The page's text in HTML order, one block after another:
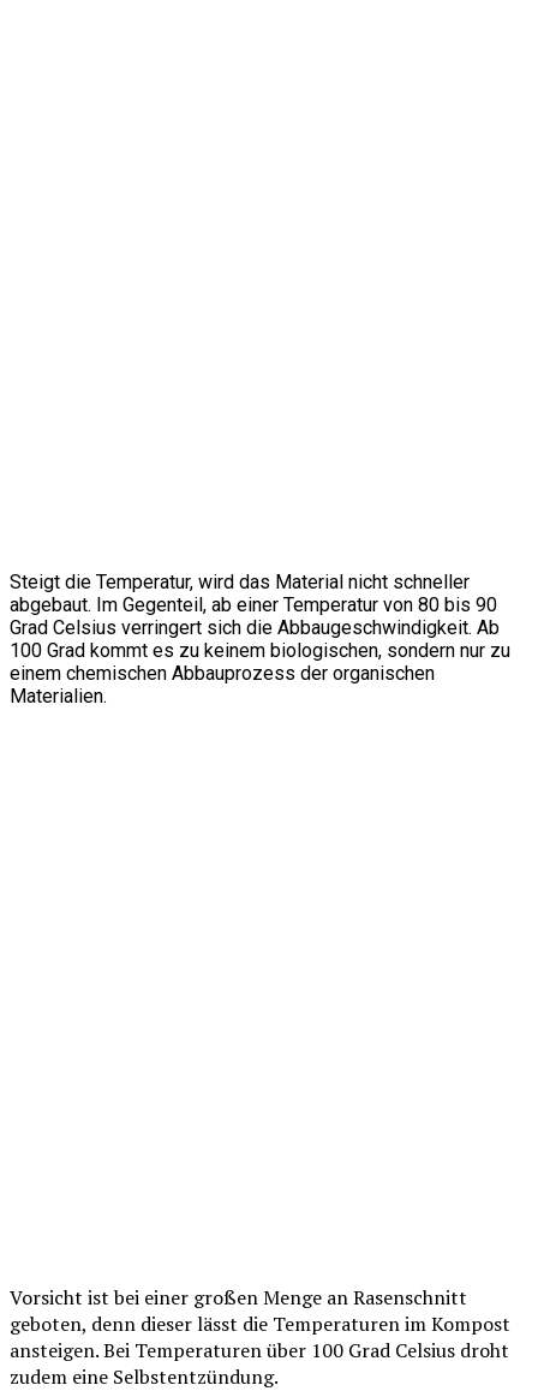
Steigt die Temperatur, wird das Material nicht schneller
abgebaut. Im Gegenteil, ab einer Temperatur von 80 bis 90
Grad Celsius verringert sich die Abbaugeschwindigkeit. Ab
100 Grad kommt es zu keinem biologischen, sondern nur zu
einem chemischen Abbauprozess der organischen
Materialien.
Vorsicht ist bei einer großen Menge an Rasenschnitt
geboten, denn dieser lässt die Temperaturen im Kompost
ansteigen. Bei Temperaturen über 100 Grad Celsius droht
zudem eine Selbstentzündung.